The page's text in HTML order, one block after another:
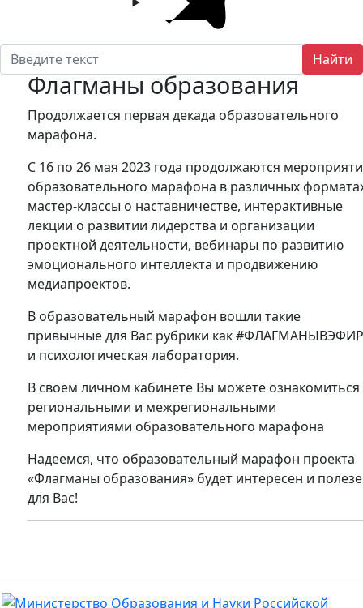
Найти
Флагманы образования
Продолжается первая декада образовательного
марафона.
С 16 по 26 мая 2023 года продолжаются
образовательного марафона в различных
мастер-классы о наставничестве, интерактивные
лекции о развитии лидерства и организации
проектной деятельности, вебинары по развитию
эмоционального интеллекта и продвижению
медиапроектов.
В образовательный марафон вошли такие
привычные для Вас рубрики как
и психологическая лаборатория.
В своем личном кабинете Вы можете ознакомиться
региональными и межрегиональными
мероприятиями образовательного марафона
Надеемся, что образовательный марафон проекта
«Флагманы образования» будет интересен и
для Вас!